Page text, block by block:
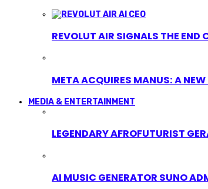
REVOLUT AIR SIGNALS THE END
META ACQUIRES MANUS: A
MEDIA & ENTERTAINMENT
LEGENDARY AFROFUTURIST
AI MUSIC GENERATOR SUNO